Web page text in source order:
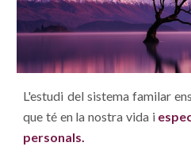
L'estudi del sistema familar
que té en la nostra vida i
personals.